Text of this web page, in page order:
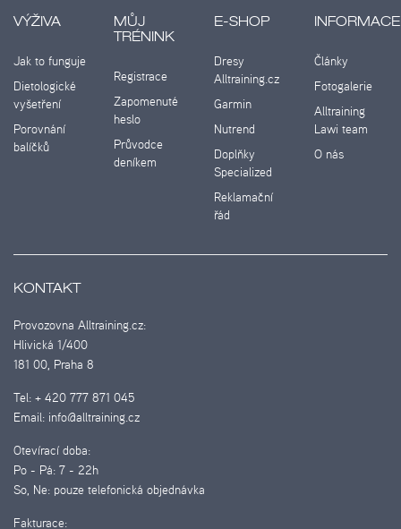
VÝŽIVA
Jak to funguje
Dietologické
vyšetření
Porovnání
balíčků
MŮJ
TRÉNINK
Registrace
Zapomenuté
heslo
Průvodce
deníkem
E-SHOP
Dresy
Alltraining.cz
Garmin
Nutrend
Doplňky
Specialized
Reklamační
řád
INFORMACE
Články
Fotogalerie
Alltraining
Lawi team
O nás
KONTAKT
Provozovna Alltraining.cz:
Hlivická 1/400
181 00, Praha 8
Tel: + 420 777 871 045
Email: info@alltraining.cz
Otevírací doba:
Po - Pá: 7 - 22h
So, Ne: pouze telefonická objednávka
Fakturace: